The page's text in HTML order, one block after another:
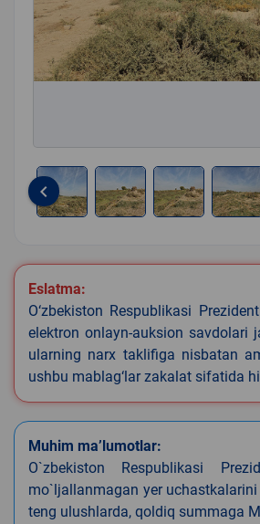
of
5
keyboard_arrow_left
Eslatma:
O‘zbekiston Respublikasi
elektron onlayn-auksion
ularning narx taklifiga nisbatan
ushbu mablag‘lar zakalat sifatida
Muhim ma’lumotlar:
O`zbekiston Respublikasi
mo`ljallanmagan yer
teng ulushlarda, qoldiq summaga